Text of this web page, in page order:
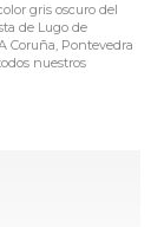
gris oscuro del
de Lugo de
Coruña, Pontevedra
nuestros